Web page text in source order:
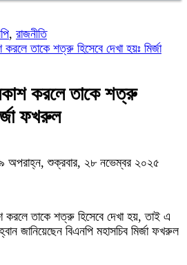
, রাজনীতি
তাকে শত্রু হিসেবে দেখা হয়ঃ মির্জা
করলে তাকে শত্রু
ফখরুল
অপরাহ্ন, শুক্রবার, ২৮ নভেম্বর ২০২৫
করলে তাকে শত্রু হিসেবে দেখা হয়, তাই এ
জানিয়েছেন বিএনপি মহাসচিব মির্জা ফখরুল